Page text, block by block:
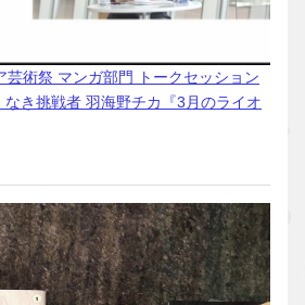
芸術祭 マンガ部門 トークセッション
なき挑戦者 羽海野チカ『3月のライオ